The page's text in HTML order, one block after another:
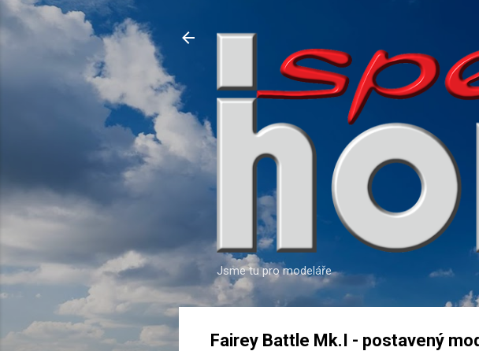
Jsme tu pro modeláře
Fairey Battle Mk.I - postavený